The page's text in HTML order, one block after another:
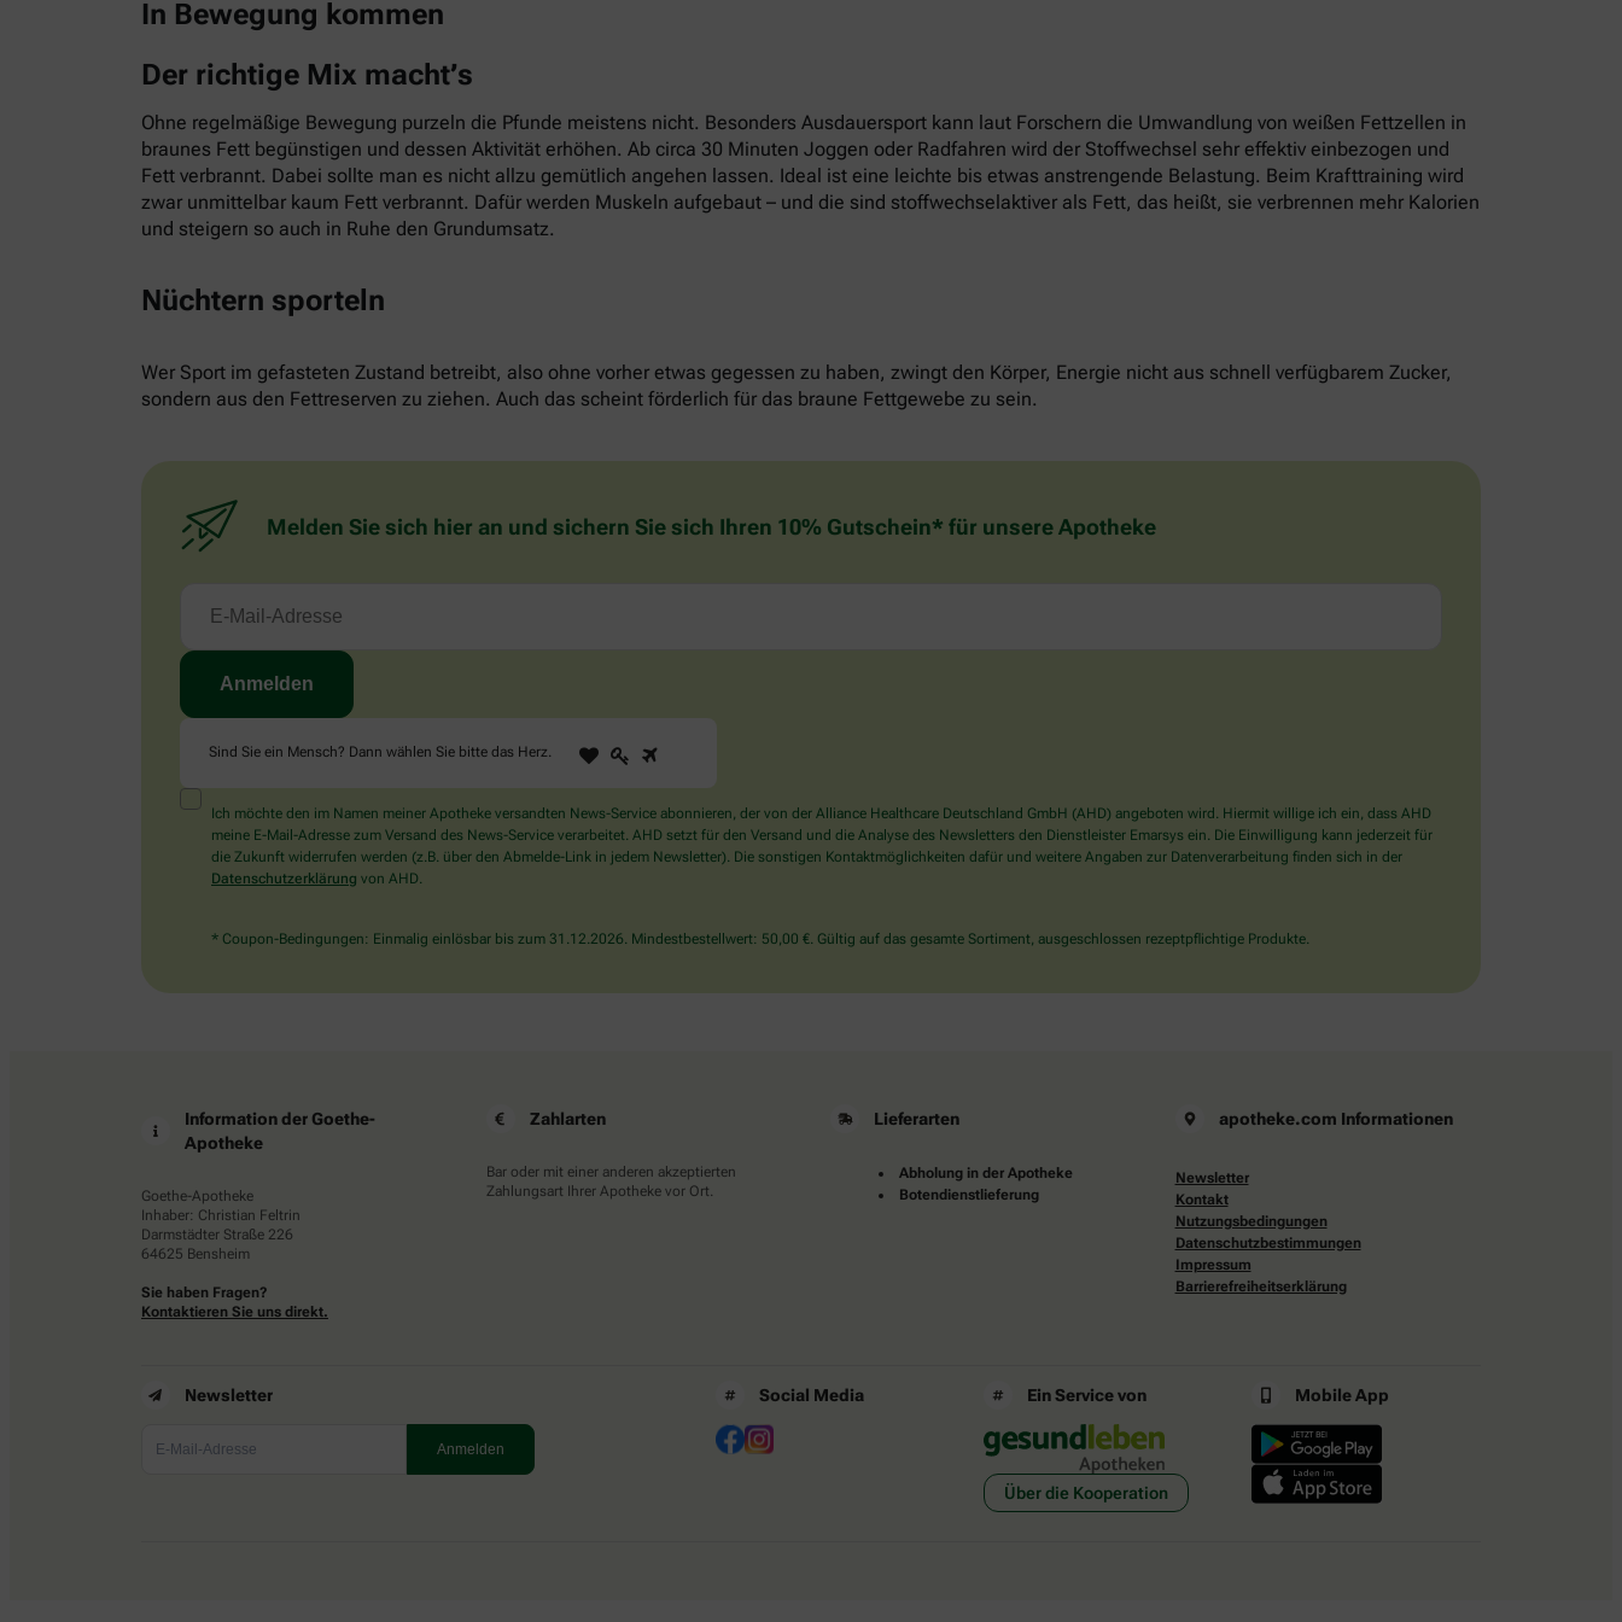
In Bewegung kommen
Der richtige Mix macht’s
Ohne regelmäßige Bewegung purzeln die Pfunde meistens nicht. Besonders Ausdauersport kann laut Forschern die Umwandlung von weißen Fettzellen in
braunes Fett begünstigen und dessen Aktivität erhöhen. Ab circa 30 Minuten Joggen oder Radfahren wird der Stoffwechsel sehr effektiv einbezogen und
Fett verbrannt. Dabei sollte man es nicht allzu gemütlich angehen lassen. Ideal ist eine leichte bis etwas anstrengende Belastung. Beim Krafttraining wird
zwar unmittelbar kaum Fett verbrannt. Dafür werden Muskeln aufgebaut – und die sind stoffwechselaktiver als Fett, das heißt, sie verbrennen mehr Kalorien
und steigern so auch in Ruhe den Grundumsatz.
Nüchtern sporteln
Wer Sport im gefasteten Zustand betreibt, also ohne vorher etwas gegessen zu haben, zwingt den Körper, Energie nicht aus schnell verfügbarem Zucker,
sondern aus den Fettreserven zu ziehen. Auch das scheint förderlich für das braune Fettgewebe zu sein.
Melden Sie sich hier an und sichern Sie sich Ihren 10% Gutschein* für unsere Apotheke
Sind Sie ein Mensch? Dann wählen Sie bitte das Herz.
Sind
Sie
Mensch?
Dann
wählen
Herz.
1 2
Ich möchte den im Namen meiner Apotheke versandten News-Service abonnieren, der von der Alliance Healthcare Deutschland GmbH (AHD) angeboten wird. Hiermit willige ich ein, dass AHD
meine E-Mail-Adresse zum Versand des News-Service verarbeitet. AHD setzt für den Versand und die Analyse des Newsletters den Dienstleister Emarsys ein. Die Einwilligung kann jederzeit für
die Zukunft widerrufen werden (z.B. über den Abmelde-Link in jedem Newsletter). Die sonstigen Kontaktmöglichkeiten dafür und weitere Angaben zur Datenverarbeitung finden sich in der
Datenschutzerklärung von AHD.
* Coupon-Bedingungen: Einmalig einlösbar bis zum 31.12.2026. Mindestbestellwert: 50,00 €. Gültig auf das gesamte Sortiment, ausgeschlossen rezeptpflichtige Produkte.
Information der Goethe-
Apotheke
Goethe-Apotheke
Inhaber: Christian Feltrin
Darmstädter Straße 226
64625 Bensheim
Sie haben Fragen?
Kontaktieren Sie uns direkt.
Zahlarten
Bar oder mit einer anderen akzeptierten
Zahlungsart Ihrer Apotheke vor Ort.
Lieferarten
Abholung in der Apotheke
Botendienstlieferung
apotheke.com Informationen
Newsletter
Kontakt
Nutzungsbedingungen
Datenschutzbestimmungen
Impressum
Barrierefreiheitserklärung
Newsletter Social Media Ein Service von
Über die Kooperation
Mobile App